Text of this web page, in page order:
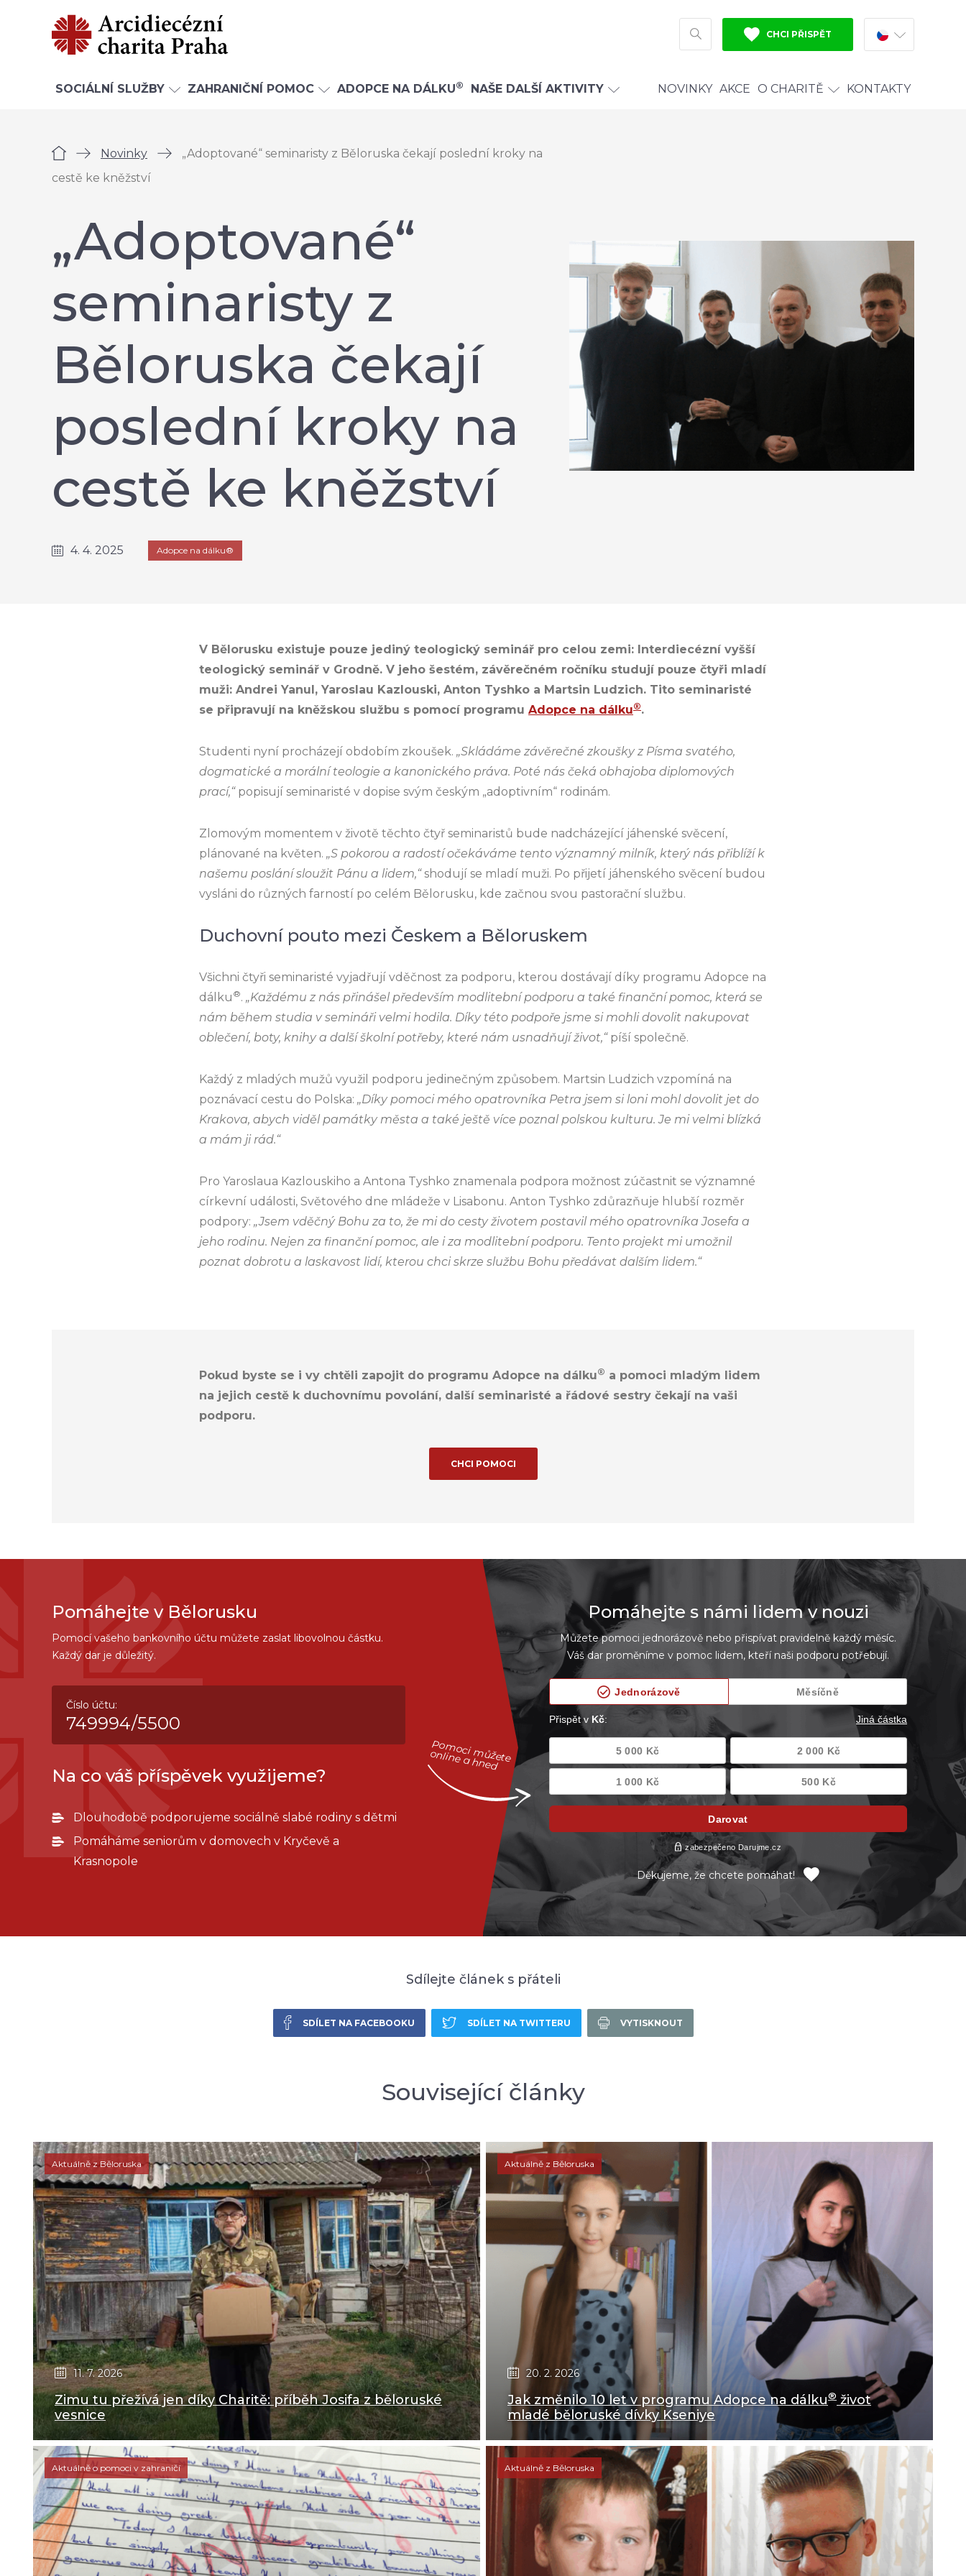
HLEDAT CHCI PŘISPĚT
SOCIÁLNÍ SLUŽBY ZAHRANIČNÍ POMOC ADOPCE NA DÁLKU® NAŠE DALŠÍ AKTIVITY NOVINKY AKCE O CHARITĚ KONTAKTY
Úvod Novinky
„Adoptované“ seminaristy z Běloruska čekají poslední kroky na
cestě ke kněžství
„Adoptované“
seminaristy z
Běloruska čekají
poslední kroky na
cestě ke kněžství
4. 4. 2025 Adopce na dálku®
V Bělorusku existuje pouze jediný teologický seminář pro celou zemi: Interdiecézní vyšší
teologický seminář v Grodně. V jeho šestém, závěrečném ročníku studují pouze čtyři mladí
muži: Andrei Yanul, Yaroslau Kazlouski, Anton Tyshko a Martsin Ludzich. Tito seminaristé
se připravují na kněžskou službu s pomocí programu Adopce na dálku®.
Studenti nyní procházejí obdobím zkoušek. „Skládáme závěrečné zkoušky z Písma svatého,
dogmatické a morální teologie a kanonického práva. Poté nás čeká obhajoba diplomových
prací,“popisují seminaristé v dopise svým českým „adoptivním“ rodinám.
Zlomovým momentem v životě těchto čtyř seminaristů bude nadcházející jáhenské svěcení,
plánované na květen. „S pokorou a radostí očekáváme tento významný milník, který nás přiblíží k
našemu poslání sloužit Pánu a lidem,“shodují se mladí muži. Po přijetí jáhenského svěcení budou
vysláni do různých farností po celém Bělorusku, kde začnou svou pastorační službu.
Duchovní pouto mezi Českem a Běloruskem
Všichni čtyři seminaristé vyjadřují vděčnost za podporu, kterou dostávají díky programu Adopce na
dálku ®. „Každému z nás přinášel především modlitební podporu a také finanční pomoc, která se
nám během studia v semináři velmi hodila. Díky této podpoře jsme si mohli dovolit nakupovat
oblečení, boty, knihy a další školní potřeby, které nám usnadňují život,“píší společně.
Každý z mladých mužů využil podporu jedinečným způsobem. Martsin Ludzich vzpomíná na
poznávací cestu do Polska: „Díky pomoci mého opatrovníka Petra jsem si loni mohl dovolit jet do
Krakova, abych viděl památky města a také ještě více poznal polskou kulturu. Je mi velmi blízká
a mám ji rád.“
Pro Yaroslaua Kazlouskiho a Antona Tyshko znamenala podpora možnost zúčastnit se významné
církevní události, Světového dne mládeže v Lisabonu. Anton Tyshko zdůrazňuje hlubší rozměr
podpory: „Jsem vděčný Bohu za to, že mi do cesty životem postavil mého opatrovníka Josefa a
jeho rodinu. Nejen za finanční pomoc, ale i za modlitební podporu. Tento projekt mi umožnil
poznat dobrotu a laskavost lidí, kterou chci skrze službu Bohu předávat dalším lidem.“
Pokud byste se i vy chtěli zapojit do programu Adopce na dálku® a pomoci mladým lidem
na jejich cestě k duchovnímu povolání, další seminaristé a řádové sestry čekají na vaši
podporu.
CHCI POMOCI
Pomáhejte v Bělorusku
Pomocí vašeho bankovního účtu můžete zaslat libovolnou částku.
Každý dar je důležitý.
Číslo účtu:
749994/5500
Na co váš příspěvek využijeme?
Dlouhodobě podporujeme sociálně slabé rodiny s dětmi
Pomáháme seniorům v domovech v Kryčevě a
Krasnopole
Pomáhejte s námi lidem v nouzi
Můžete pomoci jednorázově nebo přispívat pravidelně každý měsíc.
Váš dar proměníme v pomoc lidem, kteří naši podporu potřebují.
Děkujeme, že chcete pomáhat!
Pomoci můžete
online a hned
Sdílejte článek s přáteli
SDÍLET NA FACEBOOKU SDÍLET NA TWITTERU VYTISKNOUT
Související články
Aktuálně z Běloruska
11. 7. 2026
Zimu tu přežívá jen díky Charitě: příběh Josifa z běloruské
vesnice
Aktuálně z Běloruska
20. 2. 2026
Jak změnilo 10 let v programu Adopce na dálku® život
mladé běloruské dívky Kseniye
Aktuálně o pomoci v zahraničí Aktuálně z Běloruska